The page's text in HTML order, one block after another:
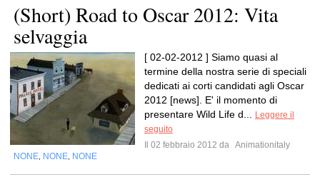
(Short) Road to Oscar 2012: Vita
selvaggia
[ 02-02-2012 ] Siamo quasi al
termine della nostra serie di speciali
dedicati ai corti candidati agli Oscar
2012 [news]. E' il momento di
presentare Wild Life d...
Leggere il
seguito
Il 02 febbraio 2012 da Animationitaly
NONE NONE NONE